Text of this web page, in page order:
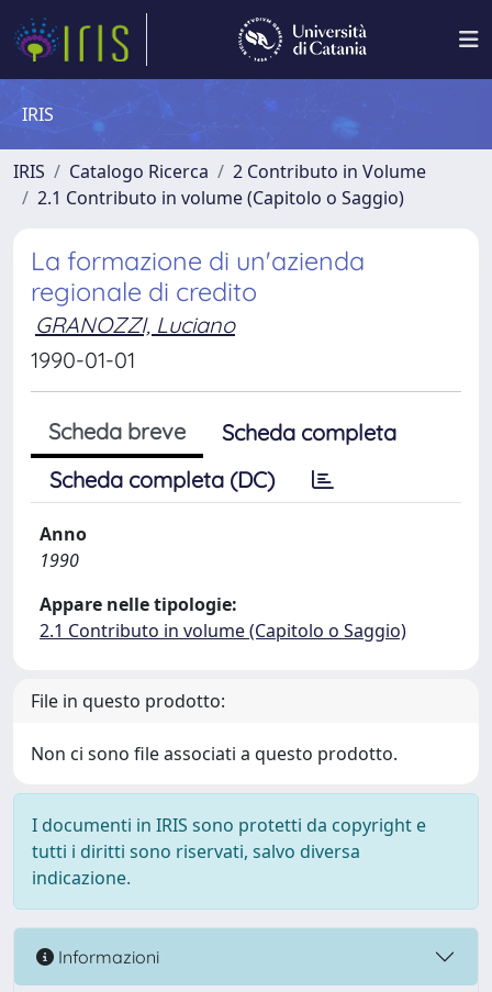
IRIS
IRIS Catalogo Ricerca
2 Contributo in Volume
2.1 Contributo in volume (Capitolo o Saggio)
La formazione di un'azienda
regionale di credito
GRANOZZI, Luciano
1990-01-01
Scheda breve
Scheda completa
Scheda completa (DC)
Anno
1990
Appare nelle tipologie:
2.1 Contributo in volume (Capitolo o Saggio)
File in questo prodotto:
Non ci sono file associati a questo prodotto.
I documenti in IRIS sono protetti da copyright e
tutti i diritti sono riservati, salvo diversa
indicazione.
Informazioni